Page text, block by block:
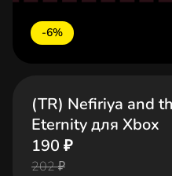
-6%
(TR) Nefiriya and
Eternity для Xbox
190 ₽
202 ₽